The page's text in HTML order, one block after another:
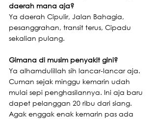
daerah mana aja?
Ya daerah Cipulir, Jalan Bahagia,
pesanggrahan, transit terus, Cipadu
sekalian pulang.
Gimana di musim penyakit gini?
Ya alhamdulillah sih lancar-lancar aja.
Cuman sejak minggu kemarin udah
mulai sepi penghasilannya. Ini aja baru
dapet pelanggan 20 ribu dari siang.
Agak enggak enak kemarin pas ada